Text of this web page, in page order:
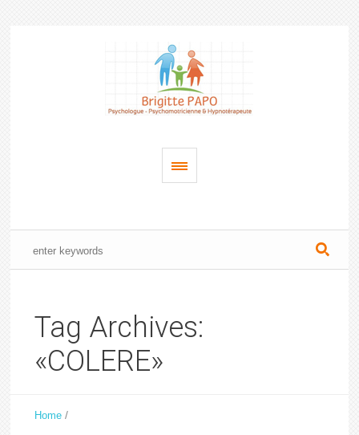
Tag Archives:
«COLERE»
Home /